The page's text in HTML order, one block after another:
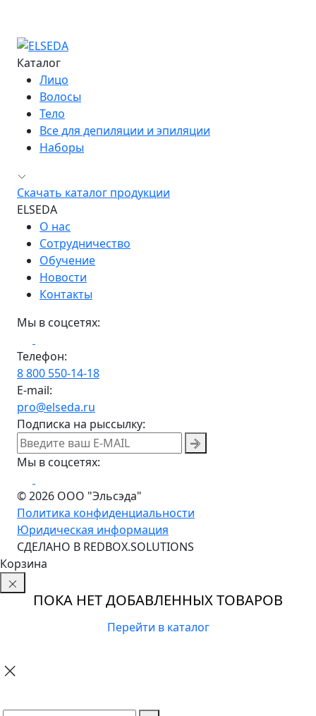
Каталог
Лицо
Волосы
Тело
Все для депиляции и эпиляции
Наборы
Скачать каталог продукции
ELSEDA
О нас
Сотрудничество
Обучение
Новости
Контакты
Мы в соцсетях:
Телефон:
8 800 550-14-18
E-mail:
pro@elseda.ru
Подписка на рыссылку:
Мы в соцсетях:
© 2026 ООО "Эльсэда"
Политика конфиденциальности
Юридическая информация
CДЕЛАНО В REDBOX.SOLUTIONS
Корзина
ПОКА НЕТ ДОБАВЛЕННЫХ ТОВАРОВ
Перейти в каталог